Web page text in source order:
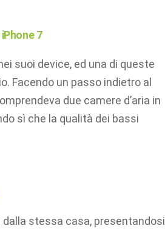
7
suoi device, ed una di queste
Facendo un passo indietro al
due camere d’aria in
sì che la qualità dei bassi
stessa casa, presentandosi